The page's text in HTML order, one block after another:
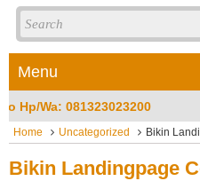
Menu
Assalamulaikum, Selamat
Home Uncategorized Bikin
Bikin Landingpage